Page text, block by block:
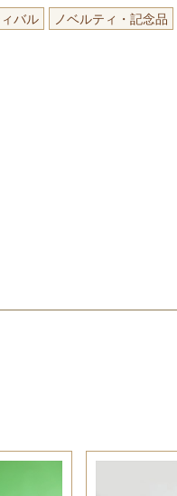
バル ノベルティ・記念品